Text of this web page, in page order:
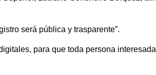
será pública y trasparente”.
para que toda persona